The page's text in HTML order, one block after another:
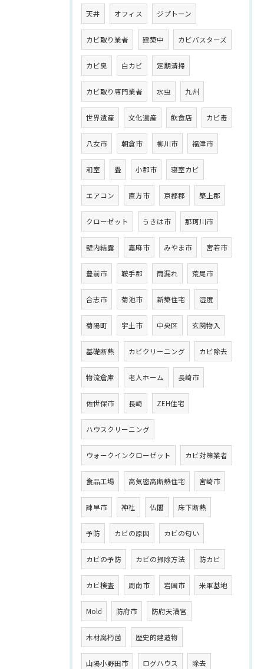
天井 オフィス ジプトーン
カビ取り業者 建築中 カビバスターズ
カビ臭 白カビ 定期清掃
カビ取り専門業者 水虫 九州
世界遺産 文化遺産 飲食店 カビ毒
八女市 朝倉市 柳川市 福津市
和室 畳 小郡市 寝室カビ
エアコン 直方市 京都郡 築上郡
クローゼット うきは市 那珂川市
壁内結露 嘉麻市 みやま市 宮若市
豊前市 鞍手郡 雨漏れ 荒尾市
合志市 菊池市 新築住宅 湿度
菊陽町 宇土市 中央区 玄関物入
基礎断熱 カビクリーニング カビ除去
物流倉庫 老人ホーム 長崎市
佐世保市 長崎 ZEH住宅
ハウスクリーニング
ウォークインクローゼット カビ対策業者
食品工場 高気密高断熱住宅 宮崎市
諫早市 神社 仏閣 床下断熱
予防 カビの原因 カビの匂い
カビの予防 カビの掃除方法 防カビ
カビ検査 周南市 岩国市 米軍基地
Mold 防府市 防府天満宮
木材腐朽菌 歴史的建造物
山陽小野田市 ログハウス 除去